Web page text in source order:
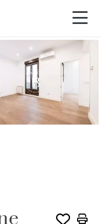
Visite vidéo